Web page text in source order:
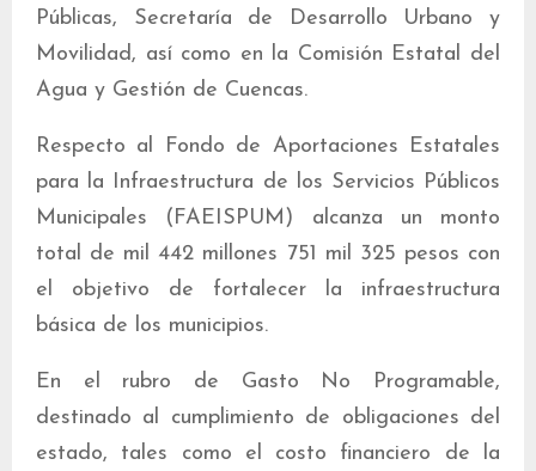
Públicas, Secretaría de Desarrollo Urbano y
Movilidad, así como en la Comisión Estatal del
Agua y Gestión de Cuencas.
Respecto al Fondo de Aportaciones Estatales
para la Infraestructura de los Servicios Públicos
Municipales (FAEISPUM) alcanza un monto
total de mil 442 millones 751 mil 325 pesos con
el objetivo de fortalecer la infraestructura
básica de los municipios.
En el rubro de Gasto No Programable,
destinado al cumplimiento de obligaciones del
estado, tales como el costo financiero de la